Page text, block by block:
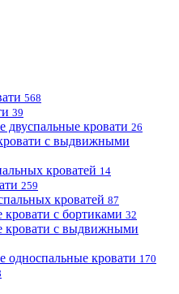
568
39
двуспальные кровати 26
с выдвижными
кроватей 14
259
кроватей 87
с бортиками 32
кровати с выдвижными
односпальные кровати 170